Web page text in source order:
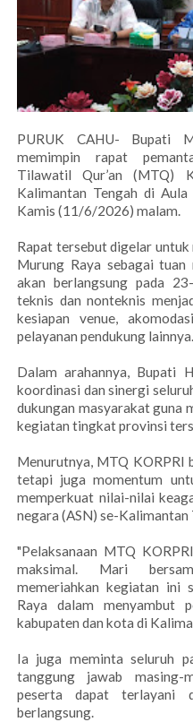
PURUK CAHU- Bupati
memimpin rapat
Tilawatil Qur’an (MTQ)
Kalimantan Tengah di
Kamis (11/6/2026) malam.
Rapat tersebut digelar
Murung Raya sebagai
akan berlangsung pada
teknis dan nonteknis
kesiapan venue,
pelayanan pendukung lainnya.
Dalam arahannya, Bupati
koordinasi dan sinergi
dukungan masyarakat guna
kegiatan tingkat provinsi
Menurutnya, MTQ KORPRI
tetapi juga momentum
memperkuat nilai-nilai
negara (ASN) se-Kalimantan
"Pelaksanaan MTQ
maksimal. Mari
memeriahkan kegiatan ini
Raya dalam menyambut
kabupaten dan kota di
Ia juga meminta seluruh
tanggung jawab masing-
peserta dapat terlayani
berlangsung.